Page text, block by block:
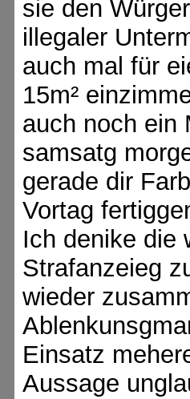
sie den
illegaler
auch mal für
15m²
auch noch ein
samsatg
gerade dir
Vortag
Ich denike die
Strafanzeieg
wieder
Einsatz
Aussage